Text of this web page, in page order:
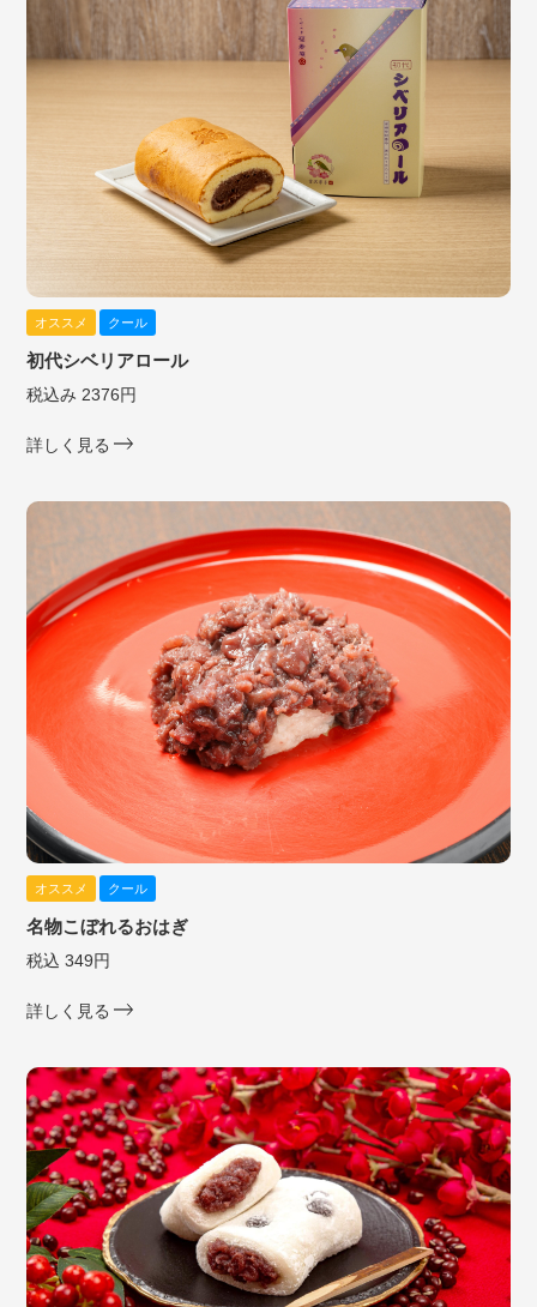
オススメ クール
初代シベリアロール
税込み 2376円
詳しく見る
オススメ クール
名物こぼれるおはぎ
税込 349円
詳しく見る